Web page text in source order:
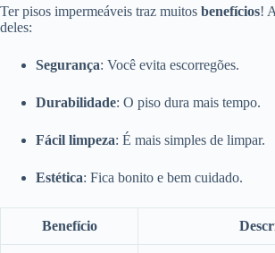
Ter pisos impermeáveis traz muitos benefícios!
deles:
Segurança: Você evita escorregões.
Durabilidade: O piso dura mais tempo.
Fácil limpeza: É mais simples de limpar.
Estética: Fica bonito e bem cuidado.
Benefício